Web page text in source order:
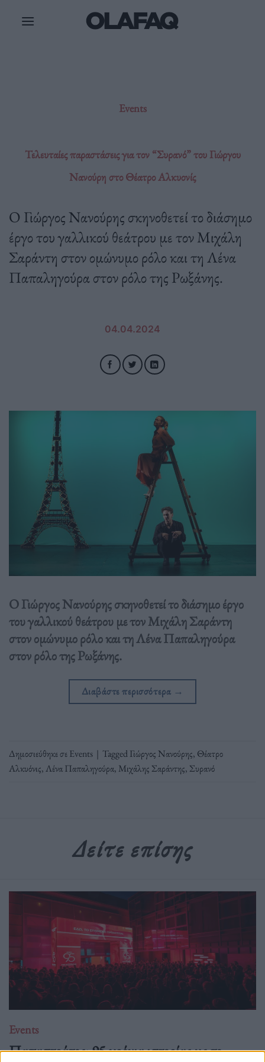
Events
Τελευταίες παραστάσεις για τον “Συρανό” του Γιώργου
Νανούρη στο Θέατρο Αλκυονίς
Ο Γιώργος Νανούρης σκηνοθετεί το διάσημο
έργο του γαλλικού θεάτρου με τον Μιχάλη
Σαράντη στον ομώνυμο ρόλο και τη Λένα
Παπαληγούρα στον ρόλο της Ρωξάνης.
04.04.2024
Ο Γιώργος Νανούρης σκηνοθετεί το διάσημο έργο
του γαλλικού θεάτρου με τον Μιχάλη Σαράντη
στον ομώνυμο ρόλο και τη Λένα Παπαληγούρα
στον ρόλο της Ρωξάνης.
Διαβάστε περισσότερα →
Δημοσιεύθηκε σεEvents | TaggedΓιώργος Νανούρης, Θέατρο
Αλκυόνις,Λένα Παπαληγούρα, Μιχάλης Σαράντης, Συρανό
Δείτε επίσης
Events
Παπαστράτος: 95 χρόνια ιστορίας με το